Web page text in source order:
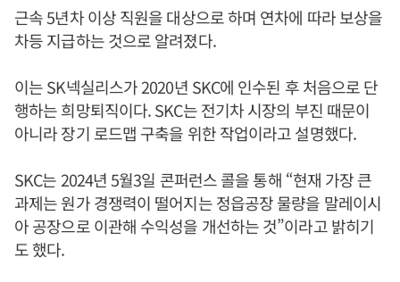
근속 5년차 이상 직원을 대상으로 하며 연차에 따라 보상을
차등 지급하는 것으로 알려졌다.
이는 SK넥실리스가 2020년 SKC에 인수된 후 처음으로 단
행하는 희망퇴직이다. SKC는 전기차 시장의 부진 때문이
아니라 장기 로드맵 구축을 위한 작업이라고 설명했다.
SKC는 2024년 5월3일 콘퍼런스 콜을 통해 “현재 가장 큰
과제는 원가 경쟁력이 떨어지는 정읍공장 물량을 말레이시
아 공장으로 이관해 수익성을 개선하는 것”이라고 밝히기
도 했다.